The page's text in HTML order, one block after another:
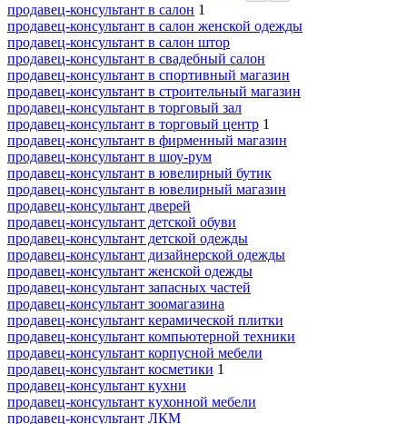
продавец-консультант в салон 1
продавец-консультант в салон женской одежды
продавец-консультант в салон штор
продавец-консультант в свадебный салон
продавец-консультант в спортивный магазин
продавец-консультант в строительный магазин
продавец-консультант в торговый зал
продавец-консультант в торговый центр 1
продавец-консультант в фирменный магазин
продавец-консультант в шоу-рум
продавец-консультант в ювелирный бутик
продавец-консультант в ювелирный магазин
продавец-консультант дверей
продавец-консультант детской обуви
продавец-консультант детской одежды
продавец-консультант дизайнерской одежды
продавец-консультант женской одежды
продавец-консультант запасных частей
продавец-консультант зоомагазина
продавец-консультант керамической плитки
продавец-консультант компьютерной техники
продавец-консультант корпусной мебели
продавец-консультант косметики 1
продавец-консультант кухни
продавец-консультант кухонной мебели
продавец-консультант ЛКМ